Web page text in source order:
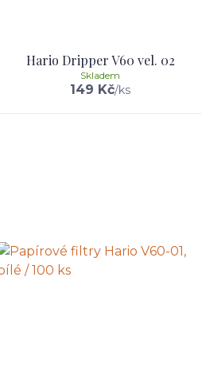
Hario Dripper V60 vel. 02
149 Kč/ks
Skladem